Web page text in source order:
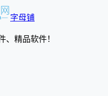
字母铺
、精品软件！